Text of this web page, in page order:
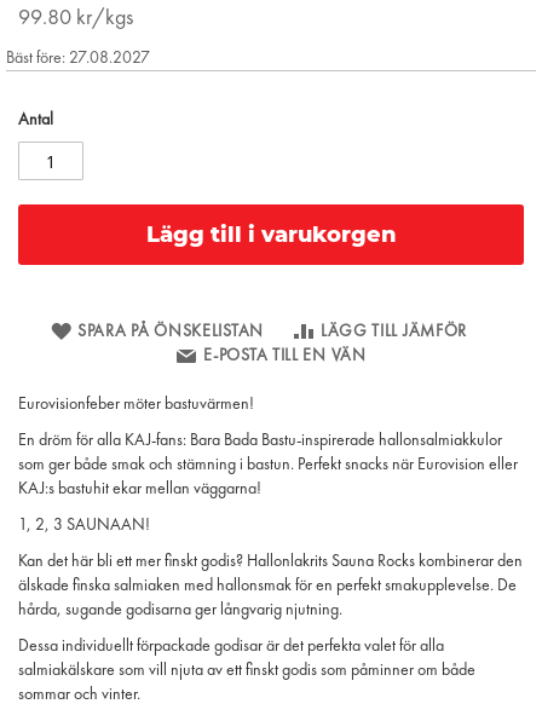
99.80 kr/kgs
Bäst före: 27.08.2027
Antal
Lägg till i varukorgen
SPARA PÅ ÖNSKELISTAN
LÄGG TILL JÄMFÖR
E-POSTA TILL EN VÄN
Eurovisionfeber möter bastuvärmen!
En dröm för alla KAJ-fans: Bara Bada Bastu-inspirerade hallonsalmiakkulor
som ger både smak och stämning i bastun. Perfekt snacks när Eurovision eller
KAJ:s bastuhit ekar mellan väggarna!
1, 2, 3 SAUNAAN!
Kan det här bli ett mer finskt godis? Hallonlakrits Sauna Rocks kombinerar den
älskade finska salmiaken med hallonsmak för en perfekt smakupplevelse. De
hårda, sugande godisarna ger långvarig njutning.
Dessa individuellt förpackade godisar är det perfekta valet för alla
salmiakälskare som vill njuta av ett finskt godis som påminner om både
sommar och vinter.